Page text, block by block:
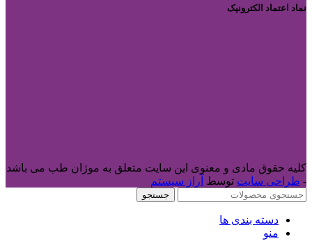
نماد اعتماد الکترونیک
کلیه حقوق مادی و معنوی این سایت متعلق به موژان طب می باشد
- طراحی سایت توسط آراز سیستم
جستجو
دسته بندی ها
منو